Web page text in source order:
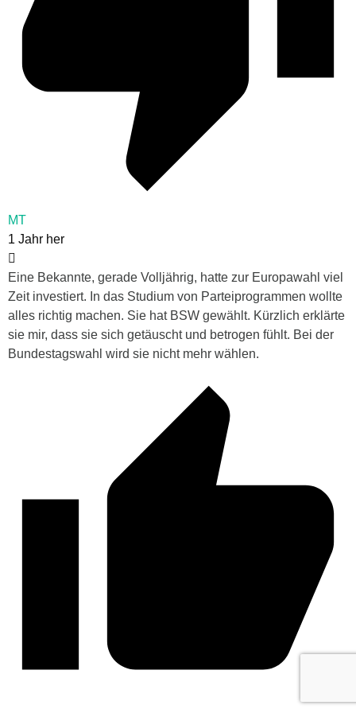
MT
1 Jahr her
Eine Bekannte, gerade Volljährig, hatte zur Europawahl viel
Zeit investiert. In das Studium von Parteiprogrammen wollte
alles richtig machen. Sie hat BSW gewählt. Kürzlich erklärte
sie mir, dass sie sich getäuscht und betrogen fühlt. Bei der
Bundestagswahl wird sie nicht mehr wählen.